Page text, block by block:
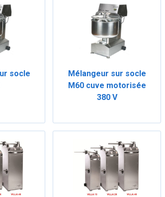
socle
Mélangeur sur socle
M60 cuve motorisée
380 V